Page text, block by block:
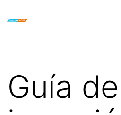
ORTODONCIA
Guía de